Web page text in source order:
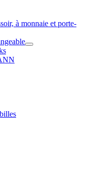
à monnaie et porte-